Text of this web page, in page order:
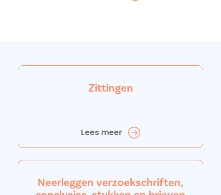
Zittingen
Lees meer
Neerleggen verzoekschriften,